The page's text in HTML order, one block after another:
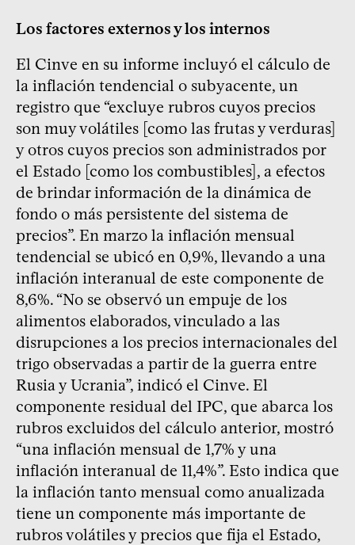
Los factores externos y los internos
El Cinve en su informe incluyó el cálculo de
la inflación tendencial o subyacente, un
registro que “excluye rubros cuyos precios
son muy volátiles [como las frutas y verduras]
y otros cuyos precios son administrados por
el Estado [como los combustibles], a efectos
de brindar información de la dinámica de
fondo o más persistente del sistema de
precios”. En marzo la inflación mensual
tendencial se ubicó en 0,9%, llevando a una
inflación interanual de este componente de
8,6%. “No se observó un empuje de los
alimentos elaborados, vinculado a las
disrupciones a los precios internacionales del
trigo observadas a partir de la guerra entre
Rusia y Ucrania”, indicó el Cinve. El
componente residual del IPC, que abarca los
rubros excluidos del cálculo anterior, mostró
“una inflación mensual de 1,7% y una
inflación interanual de 11,4%”. Esto indica que
la inflación tanto mensual como anualizada
tiene un componente más importante de
rubros volátiles y precios que fija el Estado,